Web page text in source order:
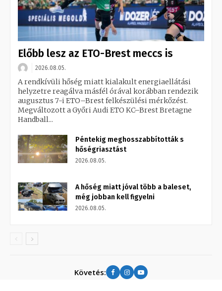
Előbb lesz az ETO-Brest meccs is
2026.08.05.
A rendkívüli hőség miatt kialakult energiaellátási
helyzetre reagálva másfél órával korábban rendezik
augusztus 7-i ETO–Brest felkészülési mérkőzést.
Megváltozott a Győri Audi ETO KC–Brest Bretagne
Handball...
Péntekig meghosszabbították s
hőségriasztást
2026.08.05.
A hőség miatt jóval több a baleset,
még jobban kell figyelni
2026.08.05.
Követés: